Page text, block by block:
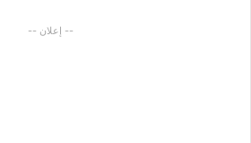
-- إعلان --